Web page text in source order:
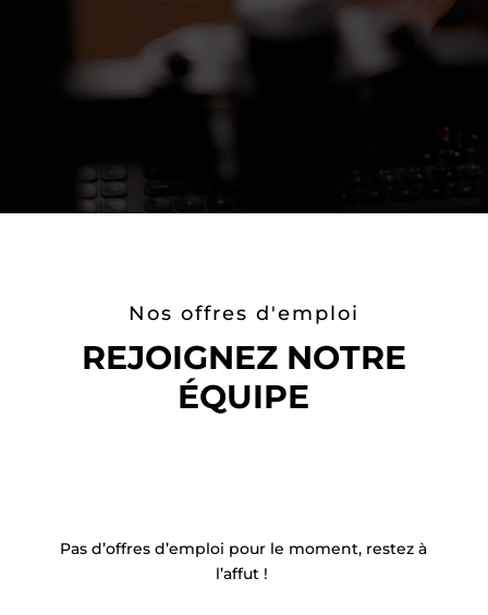
Nos offres d'emploi
REJOIGNEZ NOTRE
ÉQUIPE
Pas d’offres d’emploi pour le moment, restez à
l’affut !